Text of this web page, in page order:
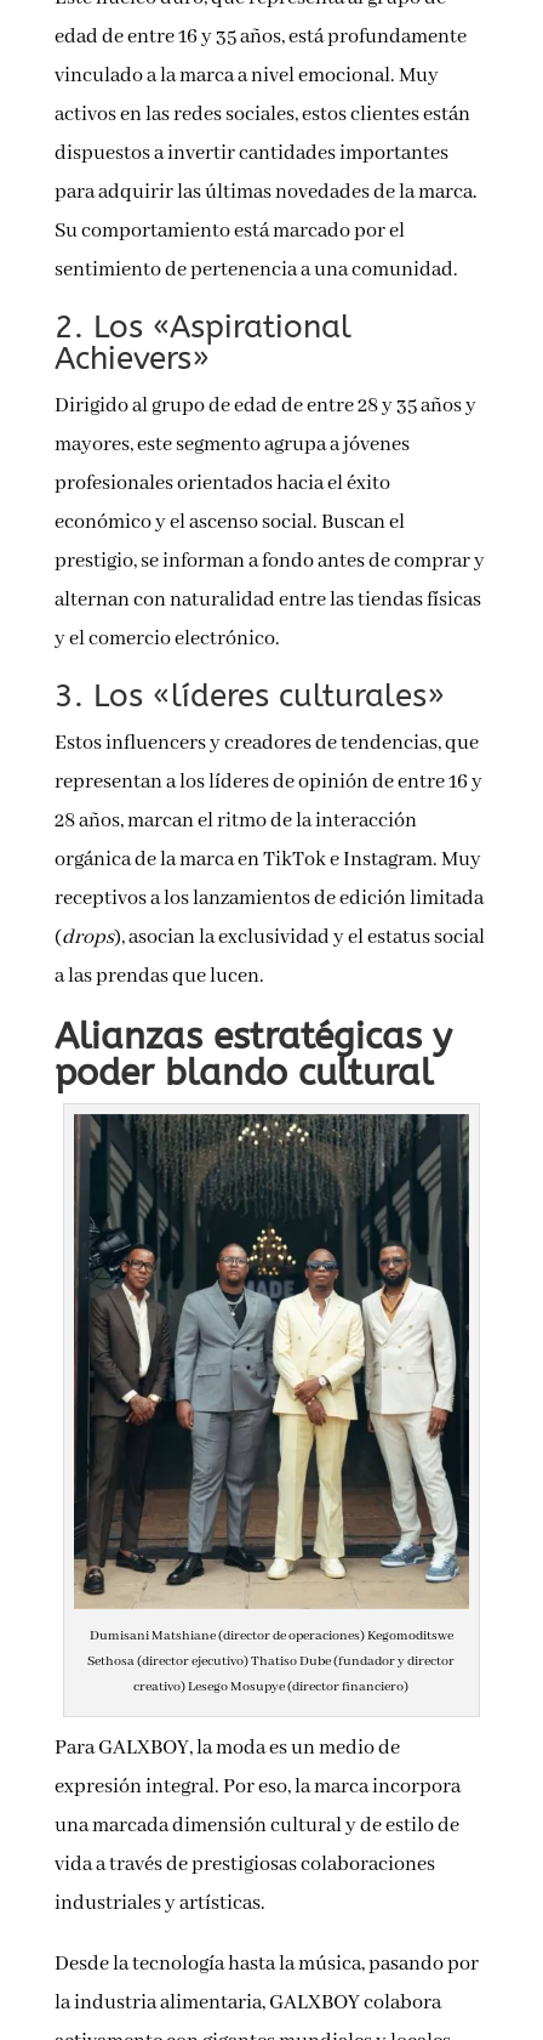
edad de entre 16 y 35 años, está profundamente
vinculado a la marca a nivel emocional. Muy
activos en las redes sociales, estos clientes están
dispuestos a invertir cantidades importantes
para adquirir las últimas novedades de la marca.
Su comportamiento está marcado por el
sentimiento de pertenencia a una comunidad.
2. Los «Aspirational
Achievers»
Dirigido al grupo de edad de entre 28 y 35 años y
mayores, este segmento agrupa a jóvenes
profesionales orientados hacia el éxito
económico y el ascenso social. Buscan el
prestigio, se informan a fondo antes de comprar y
alternan con naturalidad entre las tiendas físicas
y el comercio electrónico.
3. Los «líderes culturales»
Estos influencers y creadores de tendencias, que
representan a los líderes de opinión de entre 16 y
28 años, marcan el ritmo de la interacción
orgánica de la marca en TikTok e Instagram. Muy
receptivos a los lanzamientos de edición limitada
(drops), asocian la exclusividad y el estatus social
a las prendas que lucen.
Alianzas estratégicas y
poder blando cultural
Dumisani Matshiane (director de operaciones) Kegomoditswe
Sethosa (director ejecutivo) Thatiso Dube (fundador y director
creativo) Lesego Mosupye (director financiero)
Para GALXBOY, la moda es un medio de
expresión integral. Por eso, la marca incorpora
una marcada dimensión cultural y de estilo de
vida a través de prestigiosas colaboraciones
industriales y artísticas.
Desde la tecnología hasta la música, pasando por
la industria alimentaria, GALXBOY colabora